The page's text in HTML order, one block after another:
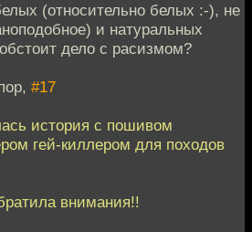
(относительно белых :-), не
и натуральных
дело с расизмом?
#17
история с пошивом
гей-киллером для походов
внимания!!